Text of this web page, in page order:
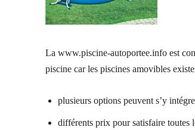
La www.piscine-autoportee.info est
piscine car les piscines amovibles
plusieurs options peuvent s’y
différents prix pour satisfaire toutes